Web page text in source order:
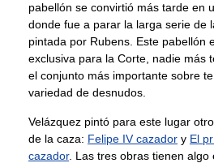
pabellón se convirtió más tarde en
donde fue a parar la larga serie de
pintada por Rubens. Este pabellón
exclusiva para la Corte, nadie más
el conjunto más importante sobre
variedad de desnudos.
Velázquez pintó para este lugar
de la caza: Felipe IV cazador y El
cazador. Las tres obras tienen algo